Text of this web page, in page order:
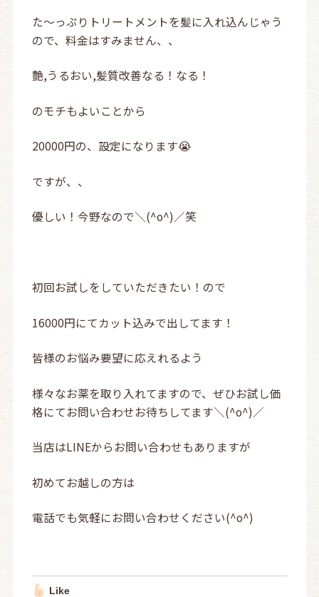
た～っぷりトリートメントを髪に入れ込んじゃう
ので、料金はすみません、、
艶,うるおい,髪質改善なる！なる！
のモチもよいことから
20000円の、設定になります😭
ですが、、
優しい！今野なので＼(^o^)／笑
初回お試しをしていただきたい！ので
16000円にてカット込みで出してます！
皆様のお悩み要望に応えれるよう
様々なお薬を取り入れてますので、ぜひお試し価
格にてお問い合わせお待ちしてます＼(^o^)／
当店はLINEからお問い合わせもありますが
初めてお越しの方は
電話でも気軽にお問い合わせください(^o^)
Like